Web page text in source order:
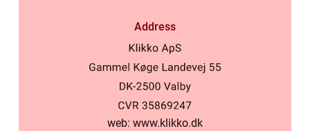
Address
web: www.klikko.dk